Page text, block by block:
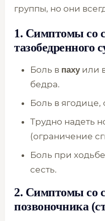
группы, но они
1. Симптомы со
тазобедренного
Боль в пахуили
бедра.
Боль в
Трудно надеть
(ограничение
Боль при
сесть.
2. Симптомы со
позвоночника